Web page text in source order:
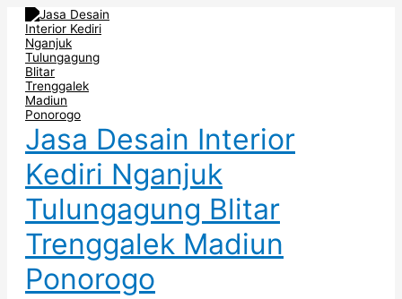
Skip
content
Jasa Desain Interior
Kediri Nganjuk
Tulungagung Blitar
Trenggalek Madiun
Ponorogo
Menu
Post
navigation